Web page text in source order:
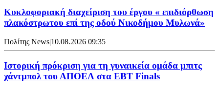
Κυκλοφοριακή διαχείριση του έργου « επιδιόρθωση
πλακόστρωτου επί της οδού Νικοδήμου Μυλωνά»
Πολίτης News|10.08.2026 09:35
Ιστορική πρόκριση για τη γυναικεία ομάδα μπιτς
χάντμπολ του ΑΠΟΕΛ στα EBT Finals